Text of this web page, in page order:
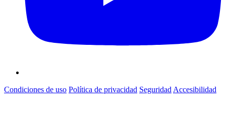
Condiciones de uso Política de privacidad Seguridad Accesibilidad